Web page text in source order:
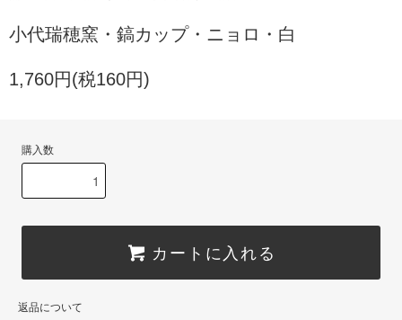
小代瑞穂窯・鎬カップ・ニョロ・白
1,760円(税160円)
購入数
カートに入れる
返品について